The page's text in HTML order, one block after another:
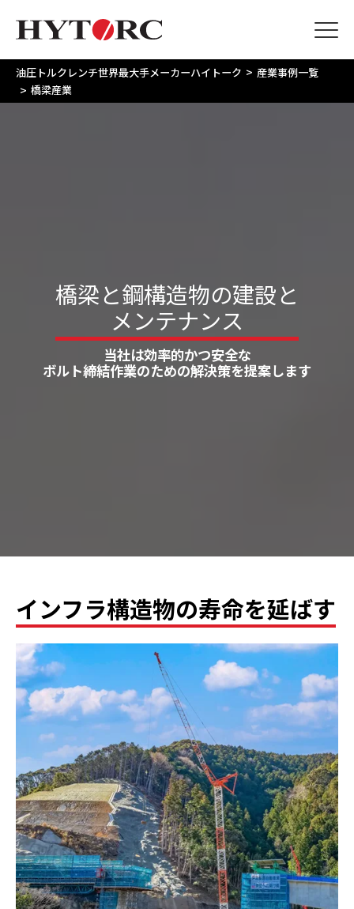
油圧トルクレンチ世界最大手メーカーハイトーク > 産業事例一覧
> 橋梁産業
橋梁と鋼構造物の建設と
メンテナンス
当社は効率的かつ安全な
ボルト締結作業のための解決策を提案します
インフラ構造物の寿命を延ばす